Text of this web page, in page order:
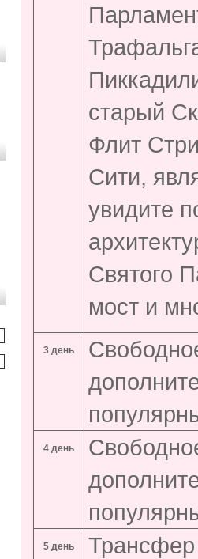
старый
Флит
Сити,
увидите
Святого
мост и
3 день
4 день
5 день